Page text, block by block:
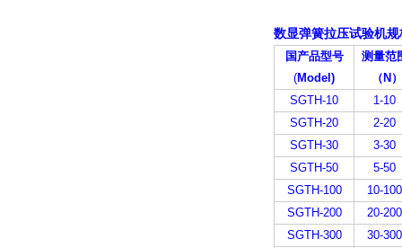
数显弹簧拉压试验机
国产品型号
(Model)
测量范
（ N ）
SGTH-10
1-10
SGTH-20
2-20
SGTH-30
3-30
SGTH-50
5-50
SGTH-100
10-100
SGTH-200
20-200
SGTH-300
30-300